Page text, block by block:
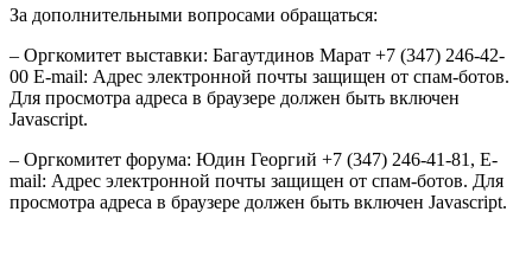
За дополнительными вопросами обращаться:
– Оргкомитет выставки: Багаутдинов Марат +7 (347) 246-42-
00 E-mail: Адрес электронной почты защищен от спам-ботов.
Для просмотра адреса в браузере должен быть включен
Javascript.
– Оргкомитет форума: Юдин Георгий +7 (347) 246-41-81, E-
mail: Адрес электронной почты защищен от спам-ботов. Для
просмотра адреса в браузере должен быть включен Javascript.